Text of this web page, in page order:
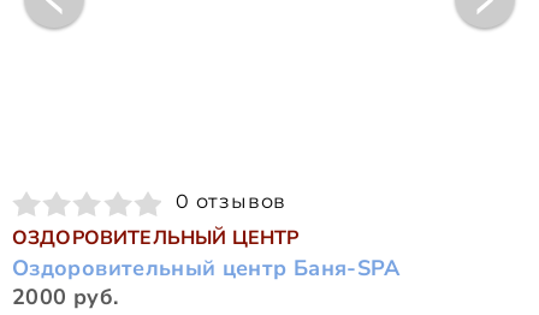
0 отзывов
ОЗДОРОВИТЕЛЬНЫЙ ЦЕНТР
Оздоровительный центр Баня-SPA
2000 руб.